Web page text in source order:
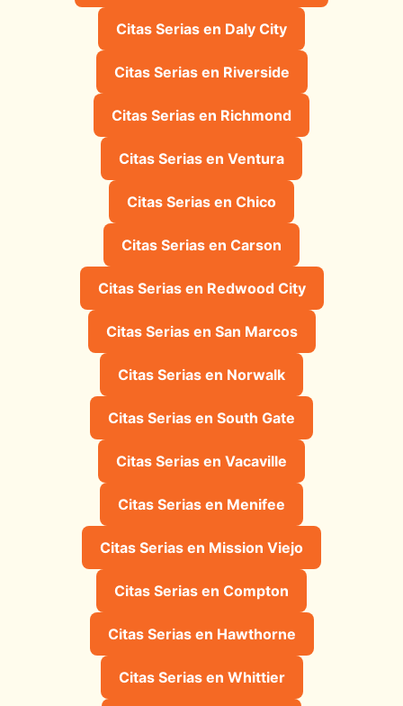
Citas Serias en Daly City
Citas Serias en Riverside
Citas Serias en Richmond
Citas Serias en Ventura
Citas Serias en Chico
Citas Serias en Carson
Citas Serias en Redwood City
Citas Serias en San Marcos
Citas Serias en Norwalk
Citas Serias en South Gate
Citas Serias en Vacaville
Citas Serias en Menifee
Citas Serias en Mission Viejo
Citas Serias en Compton
Citas Serias en Hawthorne
Citas Serias en Whittier